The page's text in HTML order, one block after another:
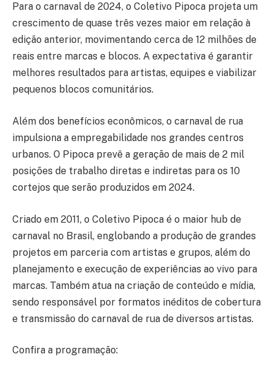
Para o carnaval de 2024, o Coletivo Pipoca projeta um
crescimento de quase três vezes maior em relação à
edição anterior, movimentando cerca de 12 milhões de
reais entre marcas e blocos. A expectativa é garantir
melhores resultados para artistas, equipes e viabilizar
pequenos blocos comunitários.
Além dos benefícios econômicos, o carnaval de rua
impulsiona a empregabilidade nos grandes centros
urbanos. O Pipoca prevê a geração de mais de 2 mil
posições de trabalho diretas e indiretas para os 10
cortejos que serão produzidos em 2024.
Criado em 2011, o Coletivo Pipoca é o maior hub de
carnaval no Brasil, englobando a produção de grandes
projetos em parceria com artistas e grupos, além do
planejamento e execução de experiências ao vivo para
marcas. Também atua na criação de conteúdo e mídia,
sendo responsável por formatos inéditos de cobertura
e transmissão do carnaval de rua de diversos artistas.
Confira a programação: